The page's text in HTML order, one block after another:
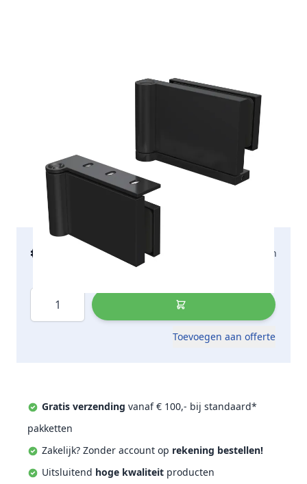
€ 303,37 incl. btw 2-5 werkdagen
Aantal
Toevoegen aan offerte
Gratis verzending vanaf € 100,- bij standaard*
pakketten
Zakelijk? Zonder account op rekening bestellen!
Uitsluitend hoge kwaliteit producten